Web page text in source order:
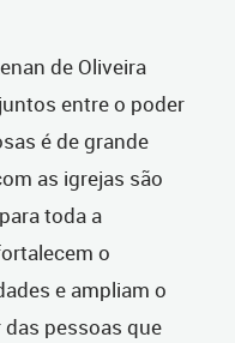
de Oliveira
entre o poder
é de grande
as igrejas são
toda a
o
e ampliam o
pessoas que